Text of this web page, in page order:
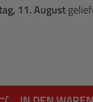
11. August